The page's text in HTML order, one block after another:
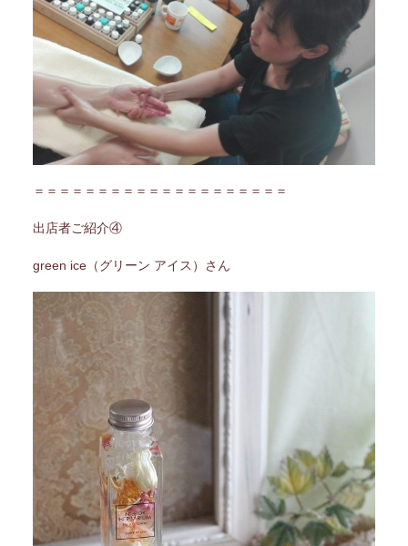
＝＝＝＝＝＝＝＝＝＝＝＝＝＝＝＝＝＝＝＝
出店者ご紹介④
green ice（グリーン アイス）さん